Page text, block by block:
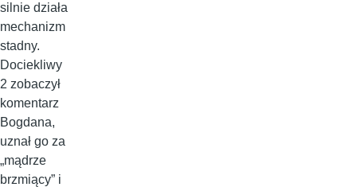
silnie działa
mechanizm
stadny.
Dociekliwy
2 zobaczył
komentarz
Bogdana,
uznał go za
„mądrze
brzmiący” i